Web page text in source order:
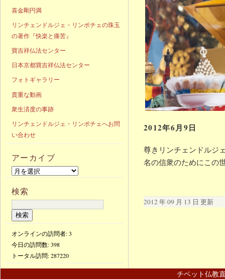
2012年6月9日
尊きリンチェンドルジ
名の信衆のためにこの
2012 年 09 月 13 日 更新
喜金剛円満
リンチェンドルジェ・リンポチェの珠玉
の著作『快楽と痛苦』
寶吉祥仏法センター
日本京都寶吉祥仏法センター
フォトギャラリー
貴重な動画
衆生済度の事跡
リンチェンドルジェ・リンポチェへお問
い合わせ
アーカイブ
検索
オンラインの訪問者: 3
今日の訪問数:398
トータル訪問:287220
チベット仏教